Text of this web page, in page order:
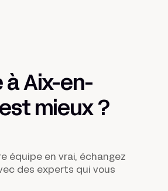
à Aix-en-
mieux ?
équipe en vrai, échangez
des experts qui vous